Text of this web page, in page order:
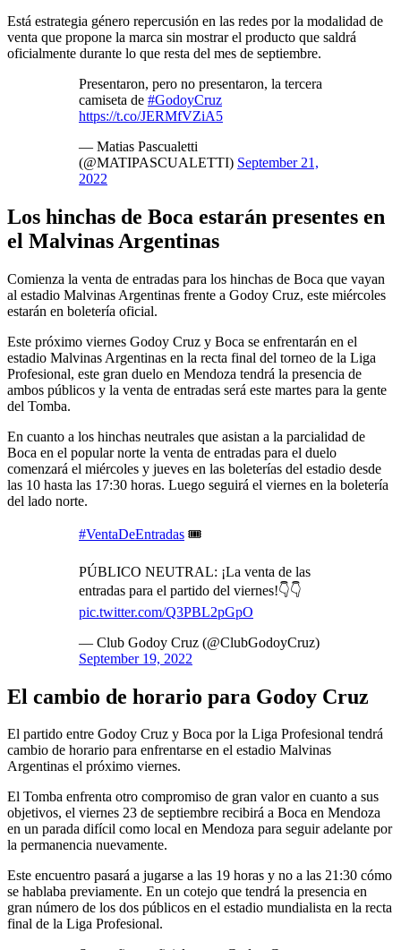
Está estrategia género repercusión en las redes por la modalidad de
venta que propone la marca sin mostrar el producto que saldrá
oficialmente durante lo que resta del mes de septiembre.
Presentaron, pero no presentaron, la tercera
camiseta de #GodoyCruz
https://t.co/JERMfVZiA5
— Matias Pascualetti
(@MATIPASCUALETTI) September 21,
2022
Los hinchas de Boca estarán presentes en
el Malvinas Argentinas
Comienza la venta de entradas para los hinchas de Boca que vayan
al estadio Malvinas Argentinas frente a Godoy Cruz, este miércoles
estarán en boletería oficial.
Este próximo viernes Godoy Cruz y Boca se enfrentarán en el
estadio Malvinas Argentinas en la recta final del torneo de la Liga
Profesional, este gran duelo en Mendoza tendrá la presencia de
ambos públicos y la venta de entradas será este martes para la gente
del Tomba.
En cuanto a los hinchas neutrales que asistan a la parcialidad de
Boca en el popular norte la venta de entradas para el duelo
comenzará el miércoles y jueves en las boleterías del estadio desde
las 10 hasta las 17:30 horas. Luego seguirá el viernes en la boletería
del lado norte.
#VentaDeEntradas 🎟️
PÚBLICO NEUTRAL: ¡La venta de las
entradas para el partido del viernes!👇👇
pic.twitter.com/Q3PBL2pGpO
— Club Godoy Cruz (@ClubGodoyCruz)
September 19, 2022
El cambio de horario para Godoy Cruz
El partido entre Godoy Cruz y Boca por la Liga Profesional tendrá
cambio de horario para enfrentarse en el estadio Malvinas
Argentinas el próximo viernes.
El Tomba enfrenta otro compromiso de gran valor en cuanto a sus
objetivos, el viernes 23 de septiembre recibirá a Boca en Mendoza
en un parada difícil como local en Mendoza para seguir adelante por
la permanencia nuevamente.
Este encuentro pasará a jugarse a las 19 horas y no a las 21:30 cómo
se hablaba previamente. En un cotejo que tendrá la presencia en
gran número de los dos públicos en el estadio mundialista en la recta
final de la Liga Profesional.